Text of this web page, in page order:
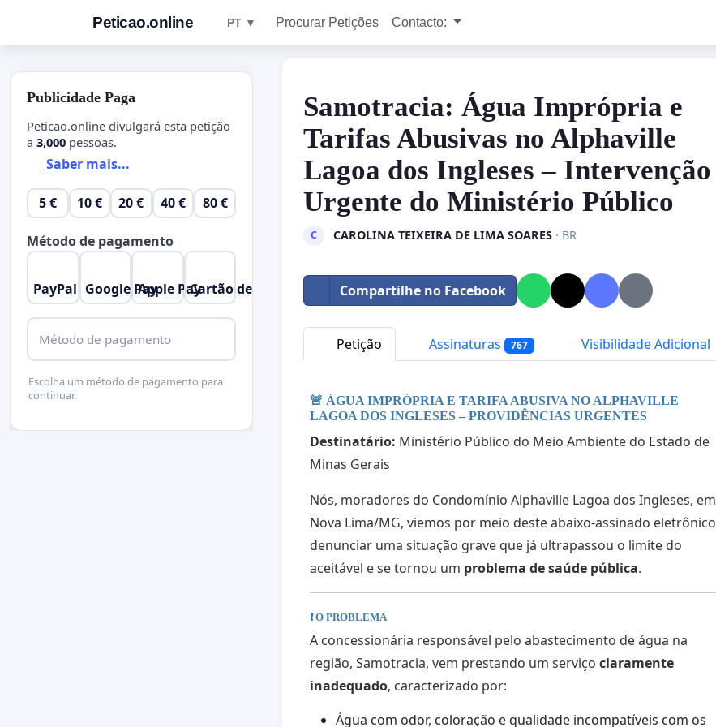
Peticao.online PT ▼ Procurar Petições Contacto:
Samotracia: Água Imprópria e
Tarifas Abusivas no Alphaville
Lagoa dos Ingleses – Intervenção
Urgente do Ministério Público
C CAROLINA TEIXEIRA DE LIMA SOARES· BR
Compartilhe no Facebook
Petição Assinaturas 767 Visibilidade Adicional
🚨 ÁGUA IMPRÓPRIA E TARIFA ABUSIVA NO ALPHAVILLE
LAGOA DOS INGLESES – PROVIDÊNCIAS URGENTES
Destinatário: Ministério Público do Meio Ambiente do Estado de
Minas Gerais
Nós, moradores do Condomínio Alphaville Lagoa dos Ingleses, em
Nova Lima/MG, viemos por meio deste abaixo-assinado eletrônico
denunciar uma situação grave que já ultrapassou o limite do
aceitável e se tornou um problema de saúde pública.
❗ O PROBLEMA
A concessionária responsável pelo abastecimento de água na
região, Samotracia, vem prestando um serviço claramente
inadequado, caracterizado por:
Água com odor, coloração e qualidade incompatíveis com os
Publicidade Paga
Peticao.online divulgará esta petição
a 3,000 pessoas.
Saber mais...
5 € 10 € 20 € 40 € 80 €
Método de pagamento
PayPal Google PayApple PayCartão de Crédito
Método de pagamento
Escolha um método de pagamento para
continuar.